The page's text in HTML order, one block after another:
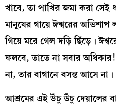
খাবে, তা পাখির জমা করা
মানুষের গায়ে ঈশ্বরের
গিয়ে মরে গেল দড়ি ছিঁড়ে।
ফলবে, তাতে না সবার অধিকার!
না, তার বাগানে বসন্ত আসে না।
আশ্রমের এই উঁচু উঁচু দেয়ালের